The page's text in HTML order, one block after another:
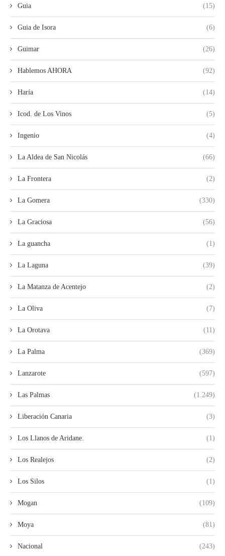
Guia (15)
Guia de Isora (6)
Guimar (26)
Hablemos AHORA (92)
Haría (14)
Icod. de Los Vinos (5)
Ingenio (4)
La Aldea de San Nicolás (66)
La Frontera (2)
La Gomera (330)
La Graciosa (56)
La guancha (1)
La Laguna (39)
La Matanza de Acentejo (2)
La Oliva (7)
La Orotava (11)
La Palma (369)
Lanzarote (597)
Las Palmas (1.249)
Liberación Canaria (3)
Los Llanos de Aridane. (1)
Los Realejos (2)
Los Silos (1)
Mogan (109)
Moya (81)
Nacional (243)